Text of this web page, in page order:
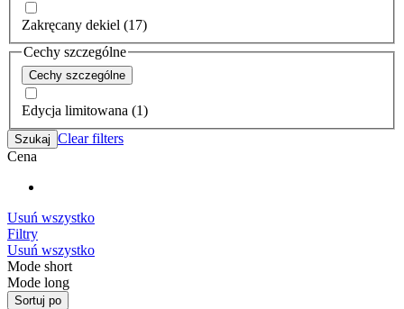
Zakręcany dekiel (17)
Cechy szczególne
Cechy szczególne
Edycja limitowana (1)
Szukaj Clear filters
Cena
Usuń wszystko
Filtry
Usuń wszystko
Mode short
Mode long
Sortuj po